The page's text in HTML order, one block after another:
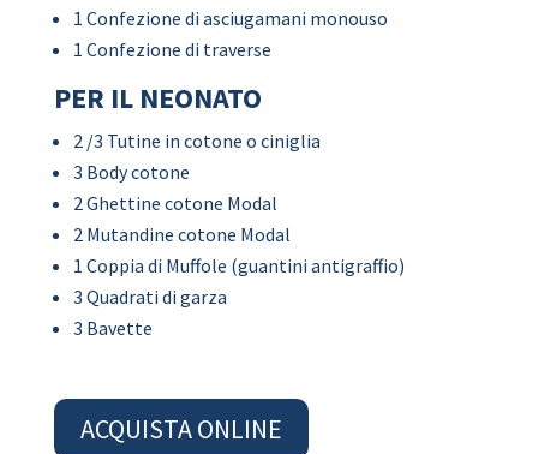
1 Confezione di asciugamani monouso
1 Confezione di traverse
PER IL NEONATO
2 /3 Tutine in cotone o ciniglia
3 Body cotone
2 Ghettine cotone Modal
2 Mutandine cotone Modal
1 Coppia di Muffole (guantini antigraffio)
3 Quadrati di garza
3 Bavette
ACQUISTA ONLINE